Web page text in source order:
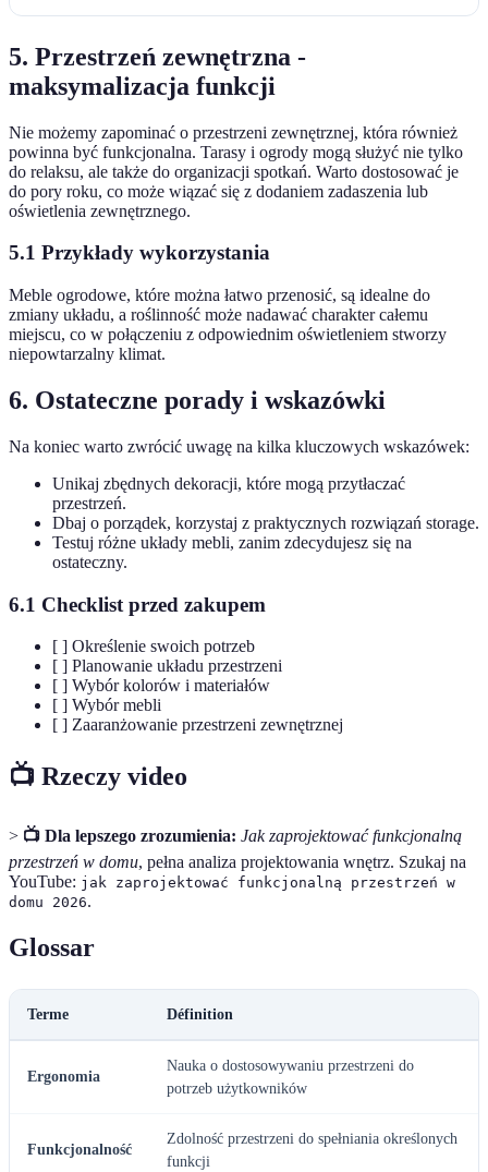
5. Przestrzeń zewnętrzna -
maksymalizacja funkcji
Nie możemy zapominać o przestrzeni zewnętrznej, która również
powinna być funkcjonalna. Tarasy i ogrody mogą służyć nie tylko
do relaksu, ale także do organizacji spotkań. Warto dostosować je
do pory roku, co może wiązać się z dodaniem zadaszenia lub
oświetlenia zewnętrznego.
5.1 Przykłady wykorzystania
Meble ogrodowe, które można łatwo przenosić, są idealne do
zmiany układu, a roślinność może nadawać charakter całemu
miejscu, co w połączeniu z odpowiednim oświetleniem stworzy
niepowtarzalny klimat.
6. Ostateczne porady i wskazówki
Na koniec warto zwrócić uwagę na kilka kluczowych wskazówek:
Unikaj zbędnych dekoracji, które mogą przytłaczać
przestrzeń.
Dbaj o porządek, korzystaj z praktycznych rozwiązań storage.
Testuj różne układy mebli, zanim zdecydujesz się na
ostateczny.
6.1 Checklist przed zakupem
[ ] Określenie swoich potrzeb
[ ] Planowanie układu przestrzeni
[ ] Wybór kolorów i materiałów
[ ] Wybór mebli
[ ] Zaaranżowanie przestrzeni zewnętrznej
📺 Rzeczy video
> 📺 Dla lepszego zrozumienia: Jak zaprojektować funkcjonalną
przestrzeń w domu, pełna analiza projektowania wnętrz. Szukaj na
YouTube: jak zaprojektować funkcjonalną przestrzeń w
domu 2026.
Glossar
Terme Définition
Ergonomia
Nauka o dostosowywaniu przestrzeni do
potrzeb użytkowników
Funkcjonalność
Zdolność przestrzeni do spełniania określonych
funkcji